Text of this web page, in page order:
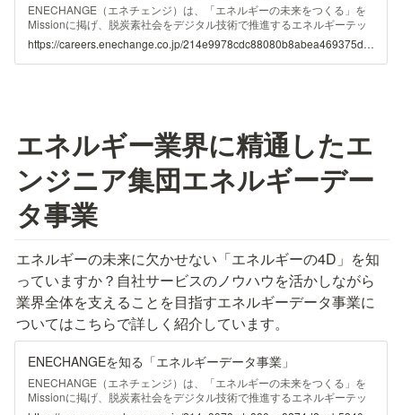
ENECHANGE（エネチェンジ）は、「エネルギーの未来をつくる」を
Missionに掲げ、脱炭素社会をデジタル技術で推進するエネルギーテッ
ク企業です。より良い世界の創出を目指し取り組んでいる各事業につい
て、新卒採用担当のHさんとともに深堀りしていきます。今回はプラッ
トフォーム事業の紹介です。 「電力自由化」が拓いた
https://careers.enechange.co.jp/214e9978cdc88080b8abea469375de9e
エネルギー業界に精通したエ
ンジニア集団エネルギーデー
タ事業
エネルギーの未来に欠かせない「エネルギーの4D」を知
っていますか？自社サービスのノウハウを活かしながら
業界全体を支えることを目指すエネルギーデータ事業に
ついてはこちらで詳しく紹介しています。
ENECHANGEを知る「エネルギーデータ事業」
ENECHANGE（エネチェンジ）は、「エネルギーの未来をつくる」を
Missionに掲げ、脱炭素社会をデジタル技術で推進するエネルギーテッ
ク企業です。より良い世界の創出を目指し取り組んでいる各事業につい